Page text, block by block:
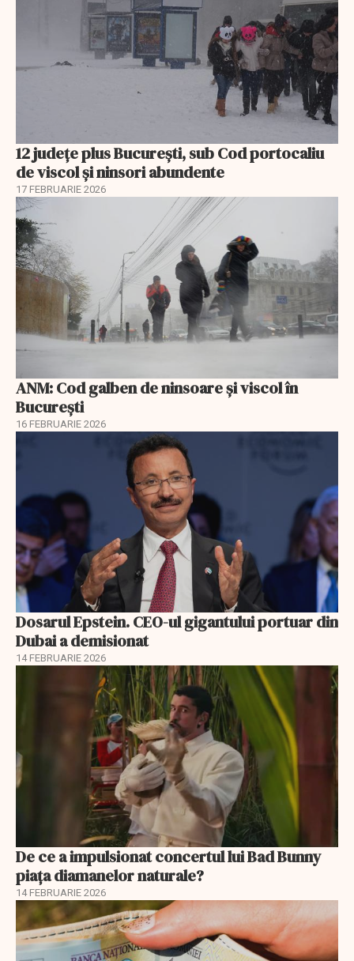
12 județe plus București, sub Cod portocaliu
de viscol și ninsori abundente
17 FEBRUARIE 2026
ANM: Cod galben de ninsoare și viscol în
București
16 FEBRUARIE 2026
Dosarul Epstein. CEO-ul gigantului portuar din
Dubai a demisionat
14 FEBRUARIE 2026
De ce a impulsionat concertul lui Bad Bunny
piața diamanelor naturale?
14 FEBRUARIE 2026